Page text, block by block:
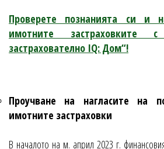
Проверете познанията си и
имотните застраховките
застрахователно IQ: Дом“!
Проучване на нагласите на
имотните застраховки
В началото на м. април 2023 г.